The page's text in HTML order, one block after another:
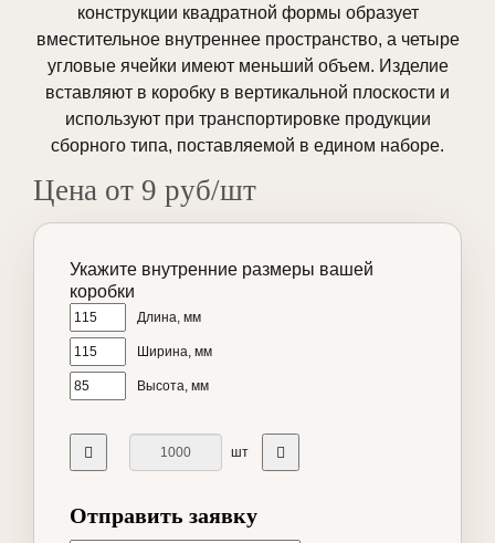
конструкции квадратной формы образует
вместительное внутреннее пространство, а четыре
угловые ячейки имеют меньший объем. Изделие
вставляют в коробку в вертикальной плоскости и
используют при транспортировке продукции
сборного типа, поставляемой в едином наборе.
Цена от 9 руб/шт
Укажите внутренние размеры вашей
коробки
Длина, мм
Ширина, мм
Высота, мм
шт
Отправить заявку